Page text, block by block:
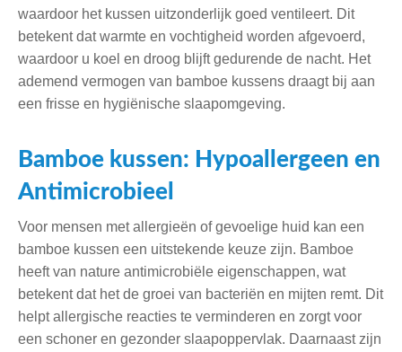
waardoor het kussen uitzonderlijk goed ventileert. Dit
betekent dat warmte en vochtigheid worden afgevoerd,
waardoor u koel en droog blijft gedurende de nacht. Het
ademend vermogen van bamboe kussens draagt bij aan
een frisse en hygiënische slaapomgeving.
Bamboe kussen: Hypoallergeen en
Antimicrobieel
Voor mensen met allergieën of gevoelige huid kan een
bamboe kussen een uitstekende keuze zijn. Bamboe
heeft van nature antimicrobiële eigenschappen, wat
betekent dat het de groei van bacteriën en mijten remt. Dit
helpt allergische reacties te verminderen en zorgt voor
een schoner en gezonder slaapoppervlak. Daarnaast zijn